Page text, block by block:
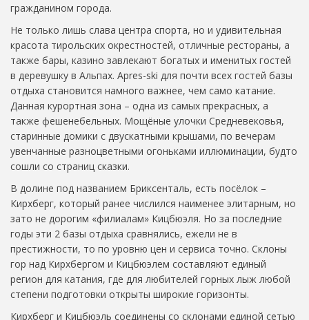
гражданином города.
Не только лишь слава центра спорта, но и удивительная
красота тирольских окрестностей, отличные рестораны, а
также бары, казино завлекают богатых и именитых гостей
в деревушку в Альпах. Apres-ski для почти всех гостей базы
отдыха становится намного важнее, чем само катание.
Данная курортная зона – одна из самых прекрасных, а
также фешенебельных. Мощёные улочки Средневековья,
старинные домики с двускатными крышами, по вечерам
увенчанные разноцветными огоньками иллюминации, будто
сошли со страниц сказки.
В долине под названием Бриксенталь, есть посёлок –
Кирхберг, который ранее числился наименее элитарным, но
зато не дорогим «филиалам» Кицбюэля. Но за последние
годы эти 2 базы отдыха сравнялись, ежели не в
престижности, то по уровню цен и сервиса точно. Склоны
гор над Кирхбергом и Кицбюэлем составляют единый
регион для катания, где для любителей горных лыж любой
степени подготовки открыты широкие горизонты.
Кирхберг и Кицбюэль соединены со склонами единой сетью